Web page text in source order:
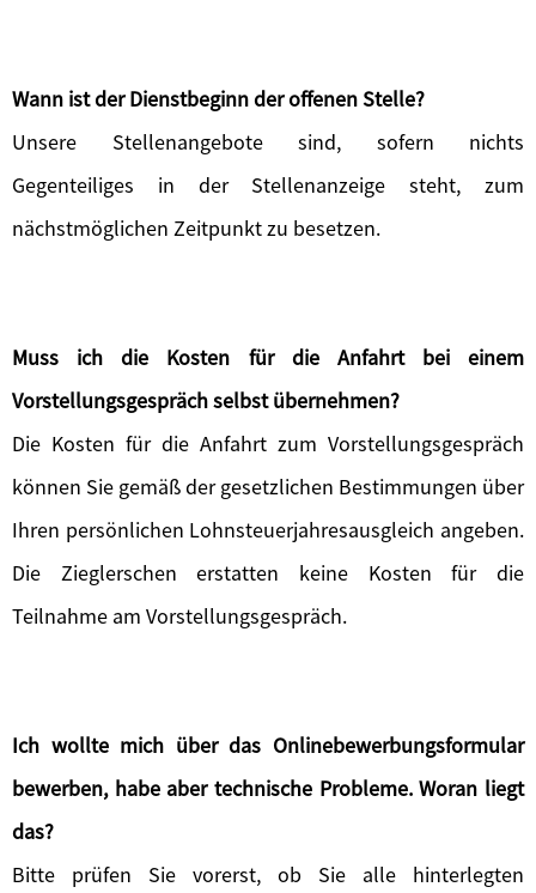
Wann ist der Dienstbeginn der offenen Stelle?
Unsere Stellenangebote sind, sofern nichts
Gegenteiliges in der Stellenanzeige steht, zum
nächstmöglichen Zeitpunkt zu besetzen.
Muss ich die Kosten für die Anfahrt bei einem
Vorstellungsgespräch selbst übernehmen?
Die Kosten für die Anfahrt zum Vorstellungsgespräch
können Sie gemäß der gesetzlichen Bestimmungen über
Ihren persönlichen Lohnsteuerjahresausgleich angeben.
Die Zieglerschen erstatten keine Kosten für die
Teilnahme am Vorstellungsgespräch.
Ich wollte mich über das Onlinebewerbungsformular
bewerben, habe aber technische Probleme. Woran liegt
das?
Bitte prüfen Sie vorerst, ob Sie alle hinterlegten